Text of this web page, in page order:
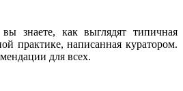
знаете, как выглядят типичная
практике, написанная куратором.
для всех.